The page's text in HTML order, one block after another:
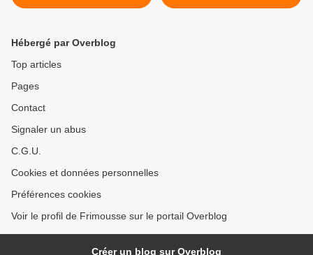
Hébergé par Overblog
Top articles
Pages
Contact
Signaler un abus
C.G.U.
Cookies et données personnelles
Préférences cookies
Voir le profil de Frimousse sur le portail Overblog
Créer un blog sur Overblog